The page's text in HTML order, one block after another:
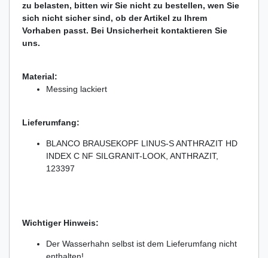
zu belasten, bitten wir Sie nicht zu bestellen, wen Sie
sich nicht sicher sind, ob der Artikel zu Ihrem
Vorhaben passt. Bei Unsicherheit kontaktieren Sie
uns.
Material:
Messing lackiert
Lieferumfang:
BLANCO BRAUSEKOPF LINUS-S ANTHRAZIT HD
INDEX C NF SILGRANIT-LOOK, ANTHRAZIT,
123397
Wichtiger Hinweis:
Der Wasserhahn selbst ist dem Lieferumfang nicht